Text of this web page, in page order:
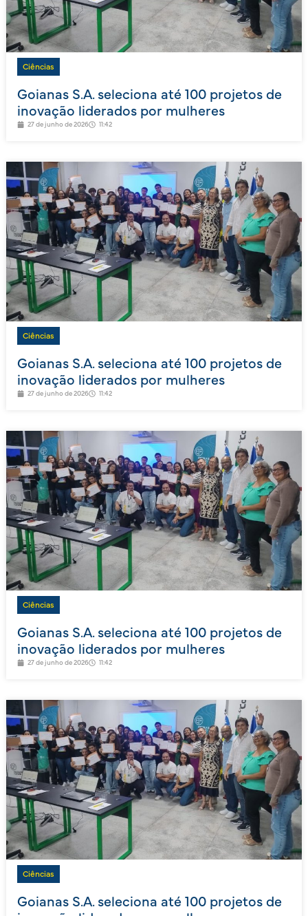
Ciências
Goianas S.A. seleciona até 100 projetos de
inovação liderados por mulheres
27 de junho de 2026 11:42
Ciências
Goianas S.A. seleciona até 100 projetos de
inovação liderados por mulheres
27 de junho de 2026 11:42
Ciências
Goianas S.A. seleciona até 100 projetos de
inovação liderados por mulheres
27 de junho de 2026 11:42
Ciências
Goianas S.A. seleciona até 100 projetos de